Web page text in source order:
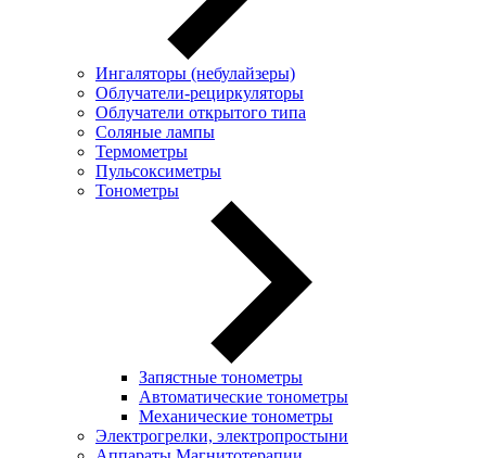
Ингаляторы (небулайзеры)
Oблучатели-рециркуляторы
Облучатели открытого типа
Соляные лампы
Термометры
Пульсоксиметры
Тонометры
Запястные тонометры
Автоматические тонометры
Механические тонометры
Электрогрелки, электропростыни